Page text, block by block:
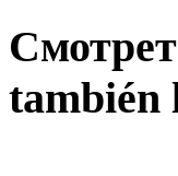
también